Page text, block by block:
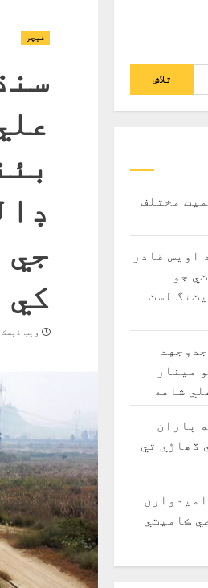
فیچر
ویب ڈیسک
تلاش
مختلف
اويس قادر
جو
لسٽ
مينار
شاهه
پاران
ڏھاڙي تي
ڪاميٽي